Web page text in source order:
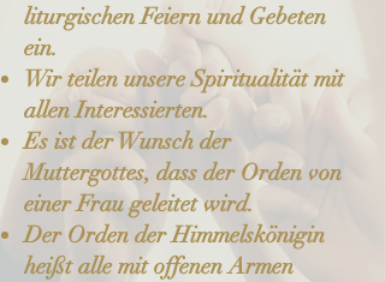
liturgischen Feiern und Gebeten
ein.
Wir teilen unsere Spiritualität mit
allen Interessierten.
Es ist der Wunsch der
Muttergottes, dass der Orden von
einer Frau geleitet wird.
Der Orden der Himmelskönigin
heißt alle mit offenen Armen